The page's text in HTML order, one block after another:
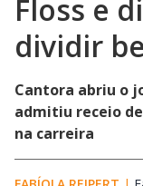
Floss e
dividir
Cantora abriu o
admitiu receio
na carreira